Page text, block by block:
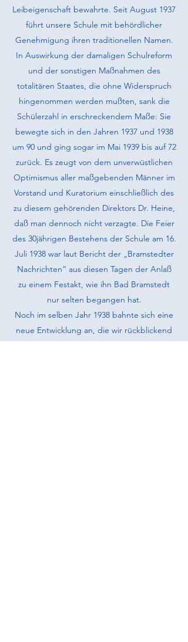
Leibeigenschaft bewahrte. Seit August 1937
führt unsere Schule mit behördlicher
Genehmigung ihren traditionellen Namen.
In Auswirkung der damaligen Schulreform
und der sonstigen Maßnahmen des
totalitären Staates, die ohne Widerspruch
hingenommen werden muß­ten, sank die
Schülerzahl in erschreckendem Maße: Sie
bewegte sich in den Jahren 1937 und 1938
um 90 und ging sogar im Mai 1939 bis auf 72
zurück. Es zeugt von dem unverwüstlichen
Optimismus aller maßgebenden Män­ner im
Vorstand und Kuratorium einschließlich des
zu diesem gehörenden Direktors Dr. Heine,
daß man dennoch nicht verzagte. Die Feier
des 30jährigen Bestehens der Schule am 16.
Juli 1938 war laut Bericht der „Bramstedter
Nachrichten“ aus diesen Tagen der Anlaß
zu einem Festakt, wie ihn Bad Bramstedt
nur selten begangen hat.
Noch im selben Jahr 1938 bahnte sich eine
neue Entwicklung an, die wir rückblickend